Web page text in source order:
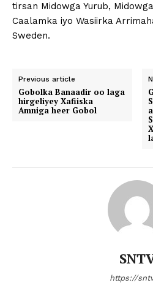
tirsan Midowga Yurub,
Caalamka iyo Wasiirka
Sweden.
Previous article
Gobolka Banaadir oo laga
hirgeliyey Xafiiska
Amniga heer Gobol
https://